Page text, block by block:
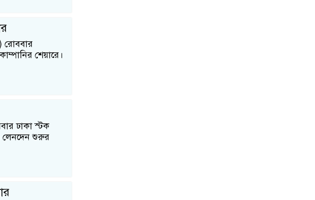
রোববার
শেয়ারে।
ঢাকা স্টক
লেনদেন শুরুর